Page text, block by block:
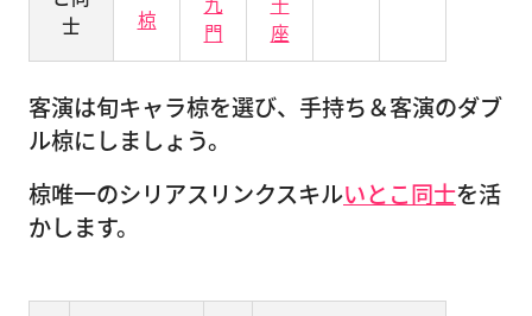
士
椋
門
座
客演は旬キャラ椋を選び、手持ち＆客演のダブ
ル椋にしましょう。
椋唯一のシリアスリンクスキルいとこ同士を活
かします。